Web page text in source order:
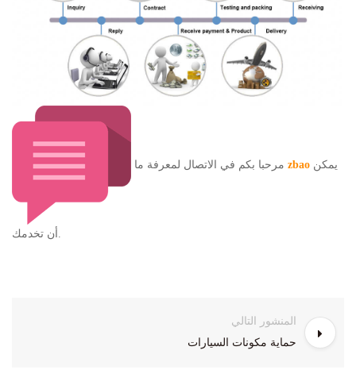
مرحبا بكم في الاتصال لمعرفة ما zbao
أن تخدمك.
المنشور التالي
حماية مكونات السيارات